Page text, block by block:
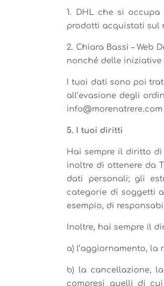
1. DHL che si
prodotti acquistati sul
2. Chiara Bassi –
nonché delle iniziative
I tuoi dati sono poi
all’evasione degli
5. I tuoi diritti
Hai sempre il diritto
inoltre di ottenere da
dati personali; gli
categorie di soggetti
esempio, di
Inoltre, hai sempre il
a) l’aggiornamento, la
b) la cancellazione,
compresi quelli di